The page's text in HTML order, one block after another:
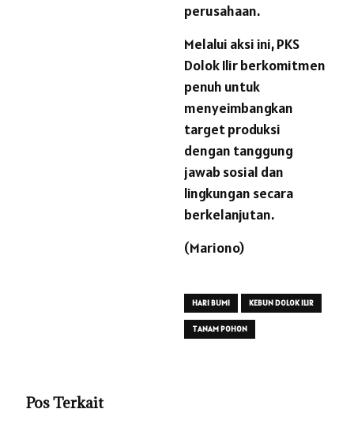
perusahaan.
Melalui aksi ini, PKS
Dolok Ilir berkomitmen
penuh untuk
menyeimbangkan
target produksi
dengan tanggung
jawab sosial dan
lingkungan secara
berkelanjutan.
(Mariono)
HARI BUMI KEBUN DOLOK ILIR
TANAM POHON
Pos Terkait